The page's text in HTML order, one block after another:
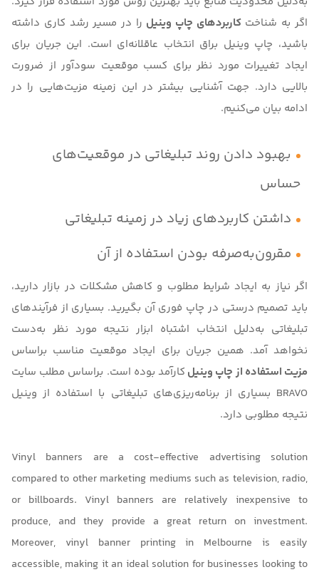
اگر به شناختکاربردهای چاپ وینیل را در مسیر رشد کاری داشته
باشید، چاپ وینیل براق انتخاب عاقلانه‌ای است. این جریان برای
ایجاد تغییرات مورد نظر برای کسب موقعیت سودآور از ضرورت
بالایی دارد. جهت آشنایی بیشتر در این زمینه مزیت‌هایی را در
ادامه بیان می‌کنیم.
بهبود دادن روند تبلیغاتی در موقعیت‌های
حساس
داشتن کاربردهای زیاد در زمینه تبلیغاتی
مقرون‌به‌صرفه بودن استفاده از آن
اگر نیاز به ایجاد شرایط مطلوب و کاهش مشکلات در بازار دارید،
باید تصمیم درستی در چاپ فوری آن بگیرید. بسیاری از فرآیندهای
تبلیغاتی به‌دلیل انتخاب اشتباه ابزار نتیجه مورد نظر به‌دست
نخواهد آمد. همین جریان برای ایجاد موقعیت مناسب براساس
مزیت استفاده از چاپ وینیل کارآمد بوده است. براساس مطلب سایت
BRAVO بسیاری از برنامه‌ریزی‌های تبلیغاتی با استفاده از وینیل
نتیجه مطلوبی دارد.
Vinyl banners are a cost-effective advertising solution
compared to other marketing mediums such as television, radio,
or billboards. Vinyl banners are relatively inexpensive to
produce, and they provide a great return on investment.
Moreover, vinyl banner printing in Melbourne is easily
accessible, making it an ideal solution for businesses looking to